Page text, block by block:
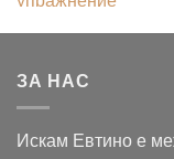
ЗА НАС
Искам Евтино е